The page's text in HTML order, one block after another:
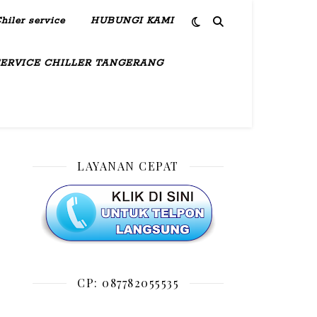
service HUBUNGI KAMI
CHILLER TANGERANG
LAYANAN CEPAT
CP: 087782055535